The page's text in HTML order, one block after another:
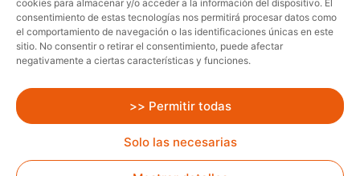
cookies para almacenar y/o acceder a la información del dispositivo. El
consentimiento de estas tecnologías nos permitirá procesar datos como
el comportamiento de navegación o las identificaciones únicas en este
sitio. No consentir o retirar el consentimiento, puede afectar
negativamente a ciertas características y funciones.
>> Permitir todas
Solo las necesarias
Proyecto acogido al programa de
incentivos ligados al autoconsumo y
almacenamiento, con fuentes de energía
renovables, así como a la implantación
sector residencial en el marco del Plan
de Recuperación, Transformación y
Resiliencia, financiado por la Unión
Europea – NextGenerationEU